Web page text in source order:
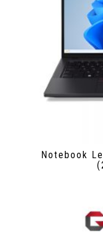
Notebook